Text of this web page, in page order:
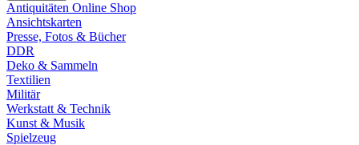
Antiquitäten Online Shop
Ansichtskarten
Presse, Fotos & Bücher
DDR
Deko & Sammeln
Textilien
Militär
Werkstatt & Technik
Kunst & Musik
Spielzeug